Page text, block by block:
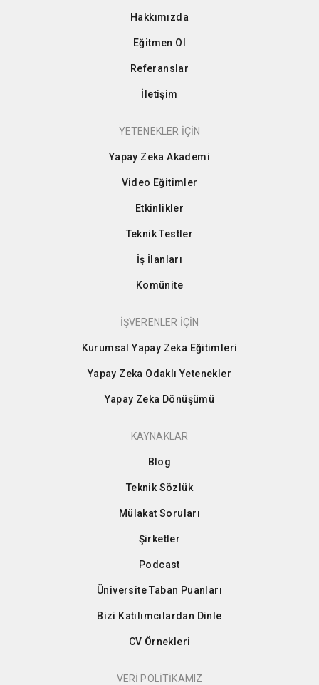
Hakkımızda
Eğitmen Ol
Referanslar
İletişim
YETENEKLER İÇİN
Yapay Zeka Akademi
Video Eğitimler
Etkinlikler
Teknik Testler
İş İlanları
Komünite
İŞVERENLER İÇİN
Kurumsal Yapay Zeka Eğitimleri
Yapay Zeka Odaklı Yetenekler
Yapay Zeka Dönüşümü
KAYNAKLAR
Blog
Teknik Sözlük
Mülakat Soruları
Şirketler
Podcast
Üniversite Taban Puanları
Bizi Katılımcılardan Dinle
CV Örnekleri
VERİ POLİTİKAMIZ